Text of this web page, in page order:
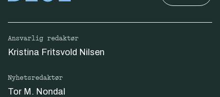
Ansvarlig redaktør
Kristina Fritsvold Nilsen
Nyhetsredaktør
Tor M. Nondal